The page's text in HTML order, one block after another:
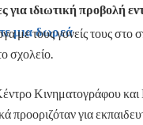
μια δωρεά
για ιδιωτική προβολή
τους γονείς τους στο
σχολείο.
Κινηματογράφου
για